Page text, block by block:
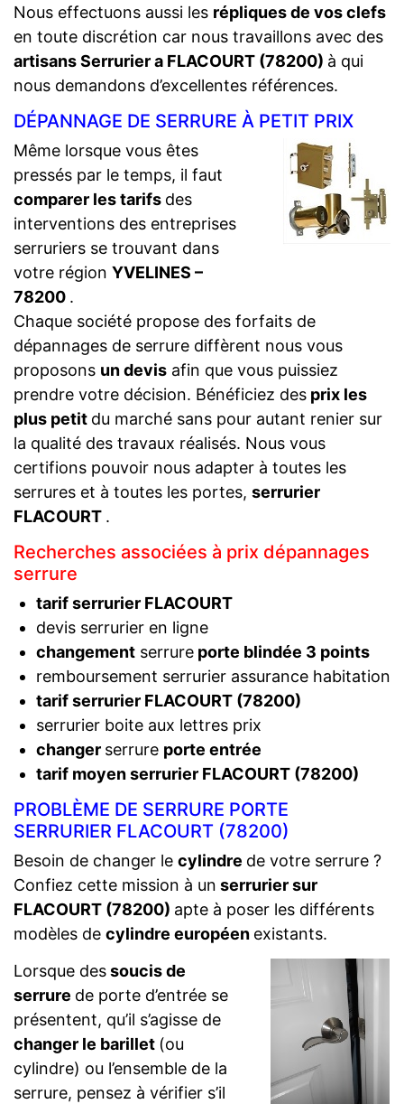
Nous effectuons aussi les répliques de vos clefs
en toute discrétion car nous travaillons avec des
artisans Serrurier a FLACOURT (78200) à qui
nous demandons d’excellentes références.
DÉPANNAGE DE SERRURE À PETIT PRIX
Même lorsque vous êtes
pressés par le temps, il faut
comparer les tarifs des
interventions des entreprises
serruriers se trouvant dans
votre région YVELINES –
78200 .
Chaque société propose des forfaits de
dépannages de serrure diffèrent nous vous
proposons un devis afin que vous puissiez
prendre votre décision. Bénéficiez des prix les
plus petit du marché sans pour autant renier sur
la qualité des travaux réalisés. Nous vous
certifions pouvoir nous adapter à toutes les
serrures et à toutes les portes, serrurier
FLACOURT .
Recherches associées à prix dépannages
serrure
tarif serrurier FLACOURT
devis serrurier en ligne
changementserrureporte blindée 3 points
remboursement serrurier assurance habitation
tarif serrurier FLACOURT (78200)
serrurier boite aux lettres prix
changer serrure porte entrée
tarif moyen serrurier FLACOURT (78200)
PROBLÈME DE SERRURE PORTE
SERRURIER FLACOURT (78200)
Besoin de changer le cylindre de votre serrure ?
Confiez cette mission à un serrurier sur
FLACOURT (78200) apte à poser les différents
modèles de cylindre européen existants.
Lorsque dessoucis de
serrure de porte d’entrée se
présentent, qu’il s’agisse de
changer le barillet (ou
cylindre) ou l’ensemble de la
serrure, pensez à vérifier s’il